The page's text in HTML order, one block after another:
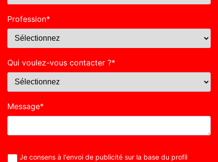
Profession*
Qui voulez-vous contacter ?*
Message*
Je consens à l'envoi de publicité sur la base du profil